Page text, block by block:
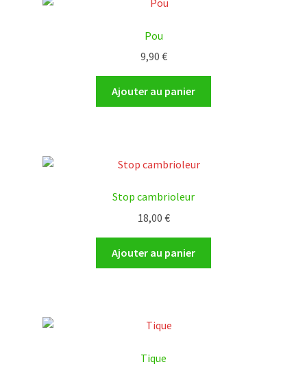
Pou
9,90 €
Ajouter au panier
Stop cambrioleur
18,00 €
Ajouter au panier
Tique